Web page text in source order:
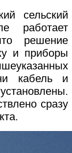
сельский
работает
решение
и приборы
кабель и
сразу